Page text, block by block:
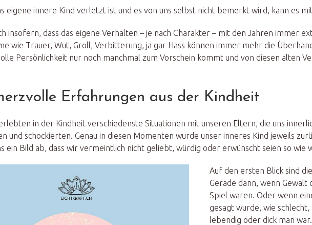
eigene innere Kind verletzt ist und es von uns selbst nicht bemerkt wird, kann es
insofern, dass das eigene Verhalten – je nach Charakter – mit den Jahren immer
wie Trauer, Wut, Groll, Verbitterung, ja gar Hass können immer mehr die
Persönlichkeit nur noch manchmal zum Vorschein kommt und von diesen alten
Erfahrungen aus der Kindheit
in der Kindheit verschiedenste Situationen mit unseren Eltern, die uns
und schockierten. Genau in diesen Momenten wurde unser inneres Kind jeweils
ein Bild ab, dass wir vermeintlich nicht geliebt, würdig oder erwünscht seien so wie
Auf den ersten Blick sind
Gerade dann, wenn
Spiel waren. Oder wenn
gesagt wurde, wie
lebendig oder dick man war.